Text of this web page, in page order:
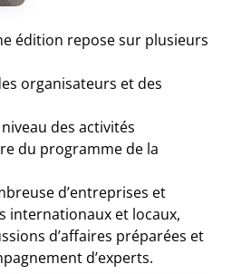
édition repose sur plusieurs
organisateurs et des
des activités
du programme de la
d’entreprises et
internationaux et locaux,
d’affaires préparées et
d’experts.